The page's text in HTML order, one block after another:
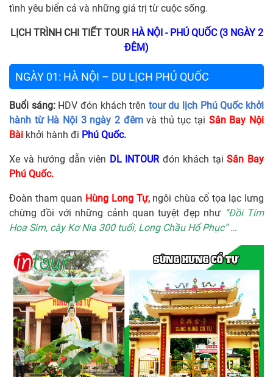
tình yêu biển cả và những giá trị từ cuộc sống.
LỊCH TRÌNH CHI TIẾT TOUR HÀ NỘI - PHÚ QUỐC (3 NGÀY 2
ĐÊM)
NGÀY 01: HÀ NỘI – DU LỊCH PHÚ QUỐC
Buổi sáng:HDV đón khách trên tour du lịch Phú Quốc khởi
hành từ Hà Nội 3 ngày 2 đêmvà thủ tục tại Sân Bay Nội
Bài khởi hành đi Phú Quốc.
Xe và hướng dẫn viên DL INTOURđón khách tạiSân Bay
Phú Quốc.
Đoàn tham quan Hùng Long Tự,ngôi chùa cổ tọa lạc lưng
chừng đồi với những cảnh quan tuyệt đẹp như “Đồi Tím
Hoa Sim, cây Kơ Nia 300 tuổi, Long Chầu Hổ Phục” …